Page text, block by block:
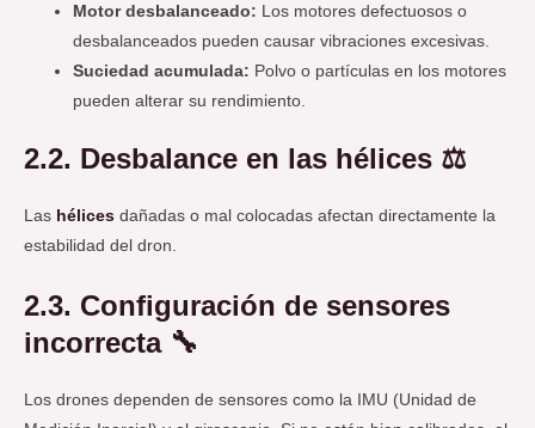
Motor desbalanceado: Los motores defectuosos o
desbalanceados pueden causar vibraciones excesivas.
Suciedad acumulada: Polvo o partículas en los motores
pueden alterar su rendimiento.
2.2. Desbalance en las hélices ⚖️
Las hélices dañadas o mal colocadas afectan directamente la
estabilidad del dron.
2.3. Configuración de sensores
incorrecta 🔧
Los drones dependen de sensores como la IMU (Unidad de